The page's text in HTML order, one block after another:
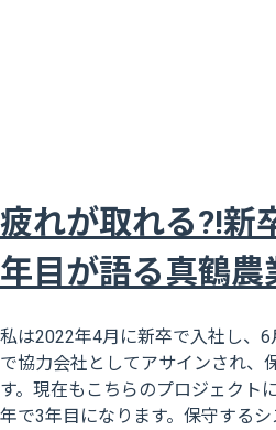
疲れが取れる?!新
年目が語る真鶴農
私は2022年4月に新卒で入社し、
で協力会社としてアサインされ、
す。現在もこちらのプロジェクト
年で3年目になります。保守する